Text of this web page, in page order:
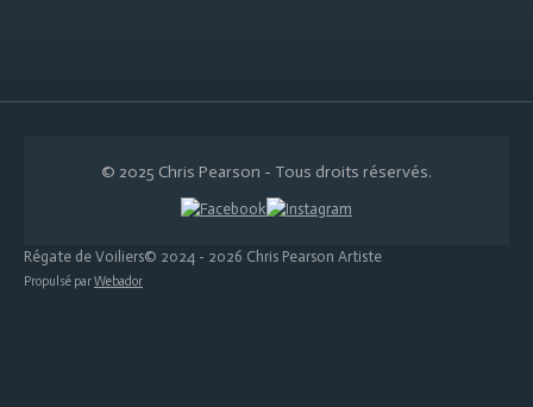
© 2025 Chris Pearson - Tous droits réservés.
Régate de Voiliers© 2024 - 2026 Chris Pearson Artiste
Propulsé parWebador